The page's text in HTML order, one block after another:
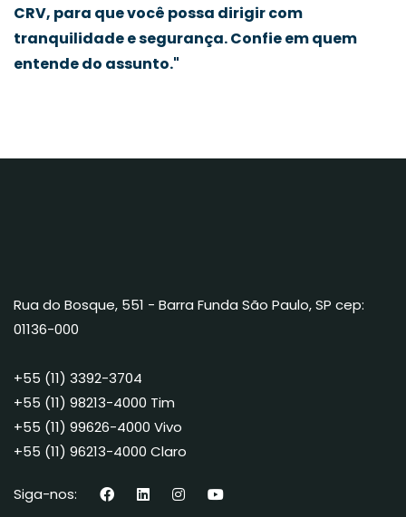
CRV, para que você possa dirigir com
tranquilidade e segurança. Confie em quem
entende do assunto."
Rua do Bosque, 551 - Barra Funda São Paulo, SP cep:
01136-000
+55 (11) 3392-3704
+55 (11) 98213-4000 Tim
+55 (11) 99626-4000 Vivo
+55 (11) 96213-4000 Claro
Siga-nos: